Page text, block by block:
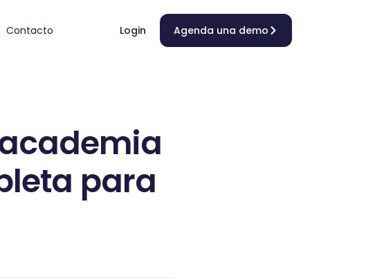
Contacto Login Agenda una demo
para